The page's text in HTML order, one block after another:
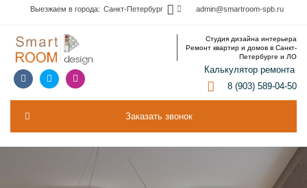
Выезжаем в города: Санкт-Петербург admin@smartroom-spb.ru
Студия дизайна интерьера
Ремонт квартир и домов в Санкт-
Петербурге и ЛО
Калькулятор ремонта
8 (903) 589-04-50
Заказать звонок